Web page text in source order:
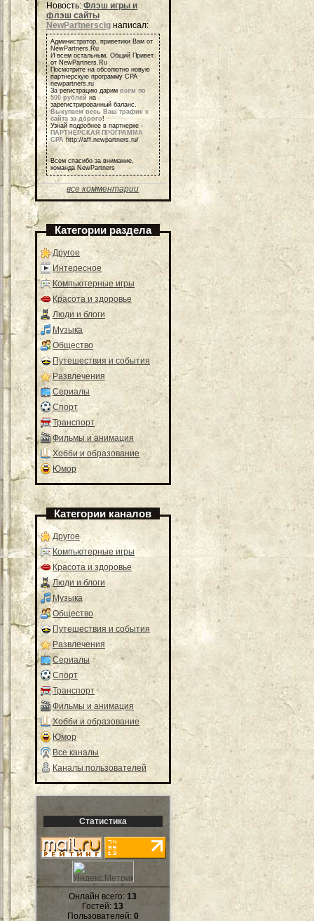
Новость: Флэш игры и
флэш сайты
NewPartnerscig написал:
Администратор, приветики Вам от
NewPartners.Ru
И всем остальным, Общий Привет
от NewPartners.Ru
Посмотрите на обсолютно новую
партнерскую программу СРА
newpartners.ru
За регистрацию дарим всем по
500 рублей на
зарегистрированный баланс.
Выкупаем весь Ваш трафик с
сайта за дорого!
Узнай подробнее в партнерке -
ПАРТНЕРСКАЯ ПРОГРАММА
СРА http://aff.newpartners.ru/
Всем спасибо за внимание,
команда NewPartners
все комментарии
Категории раздела
Другое
Интересное
Компьютерные игры
Красота и здоровье
Люди и блоги
Музыка
Общество
Путешествия и события
Развлечения
Сериалы
Спорт
Транспорт
Фильмы и анимация
Хобби и образование
Юмор
Категории каналов
Другое
Компьютерные игры
Красота и здоровье
Люди и блоги
Музыка
Общество
Путешествия и события
Развлечения
Сериалы
Спорт
Транспорт
Фильмы и анимация
Хобби и образование
Юмор
Все каналы
Каналы пользователей
Статистика
Онлайн всего:13
Гостей:13
Пользователей: 0